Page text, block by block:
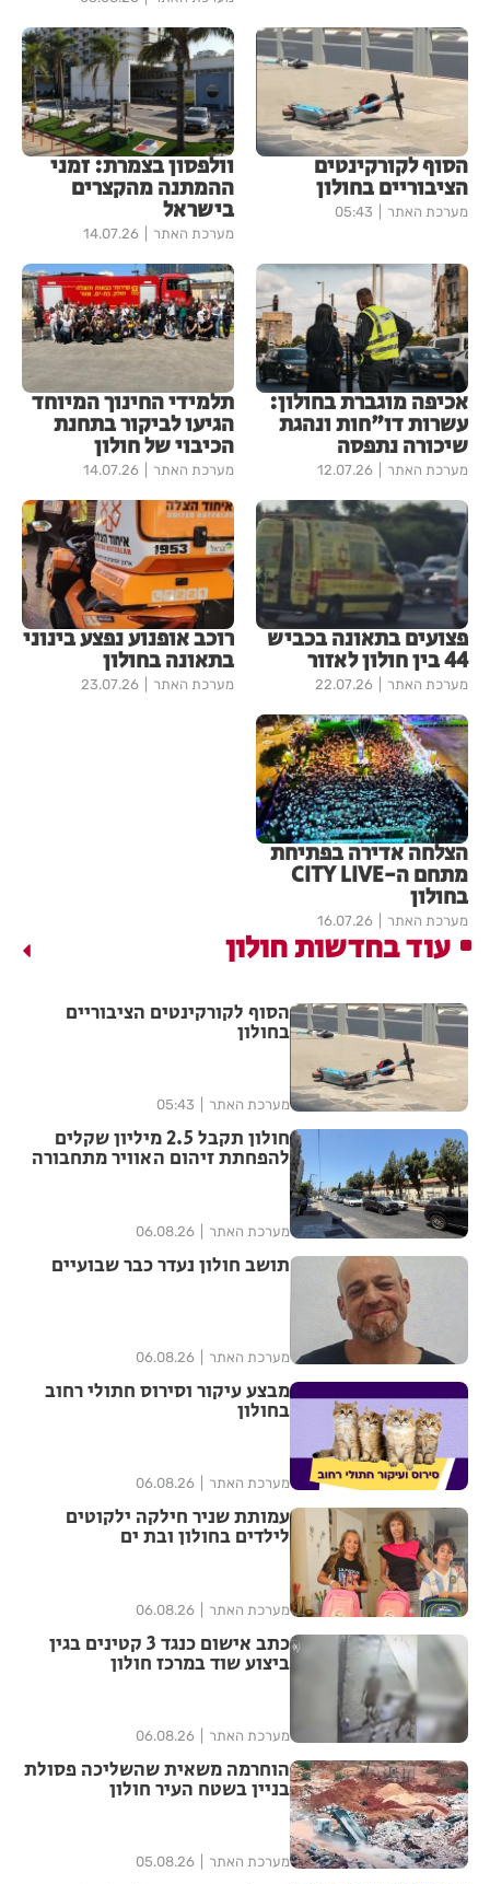
הסוף לקורקינטים
הציבוריים בחולון
מערכת האתר 05:43
וולפסון בצמרת: זמני
ההמתנה מהקצרים
בישראל
מערכת האתר 14.07.26
אכיפה מוגברת בחולון:
עשרות דו"חות ונהגת
שיכורה נתפסה
מערכת האתר 12.07.26
תלמידי החינוך המיוחד
הגיעו לביקור בתחנת
הכיבוי של חולון
מערכת האתר 14.07.26
פצועים בתאונה בכביש
44 בין חולון לאזור
מערכת האתר 22.07.26
רוכב אופנוע נפצע בינוני
בתאונה בחולון
מערכת האתר 23.07.26
הצלחה אדירה בפתיחת
מתחם ה-CITY LIVE
בחולון
מערכת האתר 16.07.26
עוד בחדשות חולון
הסוף לקורקינטים הציבוריים
בחולון
מערכת האתר 05:43
חולון תקבל 2.5 מיליון שקלים
להפחתת זיהום האוויר מתחבורה
מערכת האתר 06.08.26
תושב חולון נעדר כבר שבועיים
מערכת האתר 06.08.26
מבצע עיקור וסירוס חתולי רחוב
בחולון
מערכת האתר 06.08.26
עמותת שניר חילקה ילקוטים
לילדים בחולון ובת ים
מערכת האתר 06.08.26
כתב אישום כנגד 3 קטינים בגין
ביצוע שוד במרכז חולון
מערכת האתר 06.08.26
הוחרמה משאית שהשליכה פסולת
בניין בשטח העיר חולון
מערכת האתר 05.08.26